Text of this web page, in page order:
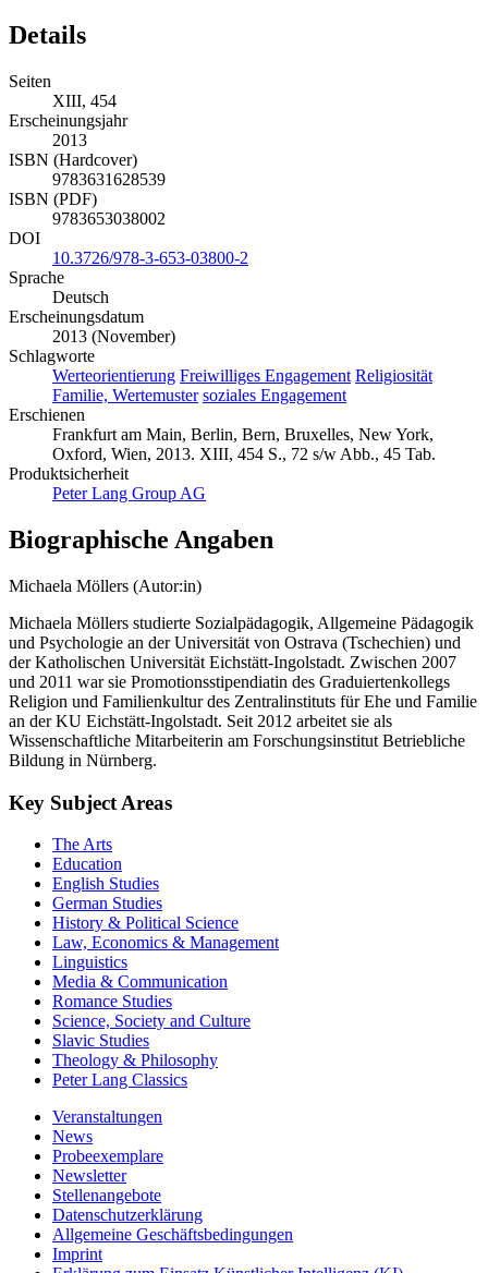
Details
Seiten
XIII, 454
Erscheinungsjahr
2013
ISBN (Hardcover)
9783631628539
ISBN (PDF)
9783653038002
DOI
10.3726/978-3-653-03800-2
Sprache
Deutsch
Erscheinungsdatum
2013 (November)
Schlagworte
Werteorientierung Freiwilliges Engagement Religiosität
Familie, Wertemuster soziales Engagement
Erschienen
Frankfurt am Main, Berlin, Bern, Bruxelles, New York,
Oxford, Wien, 2013. XIII, 454 S., 72 s/w Abb., 45 Tab.
Produktsicherheit
Peter Lang Group AG
Biographische Angaben
Michaela Möllers (Autor:in)
Michaela Möllers studierte Sozialpädagogik, Allgemeine Pädagogik
und Psychologie an der Universität von Ostrava (Tschechien) und
der Katholischen Universität Eichstätt-Ingolstadt. Zwischen 2007
und 2011 war sie Promotionsstipendiatin des Graduiertenkollegs
Religion und Familienkultur des Zentralinstituts für Ehe und Familie
an der KU Eichstätt-Ingolstadt. Seit 2012 arbeitet sie als
Wissenschaftliche Mitarbeiterin am Forschungsinstitut Betriebliche
Bildung in Nürnberg.
Key Subject Areas
The Arts
Education
English Studies
German Studies
History & Political Science
Law, Economics & Management
Linguistics
Media & Communication
Romance Studies
Science, Society and Culture
Slavic Studies
Theology & Philosophy
Peter Lang Classics
Veranstaltungen
News
Probeexemplare
Newsletter
Stellenangebote
Datenschutzerklärung
Allgemeine Geschäftsbedingungen
Imprint